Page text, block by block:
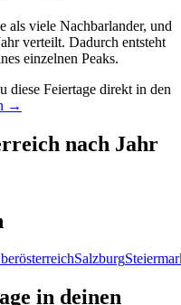
als viele Nachbarlander, und
verteilt. Dadurch entsteht
einzelnen Peaks.
diese Feiertage direkt in den
→
nach Jahr
Salzburg
in deinen